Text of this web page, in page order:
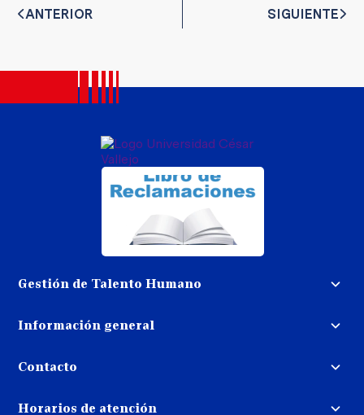
ANTERIOR SIGUIENTE
Gestión de Talento Humano
Trabaja con nosotros
Información general
dinero
Libro de reclamaciones
Contacto
Horarios de atención